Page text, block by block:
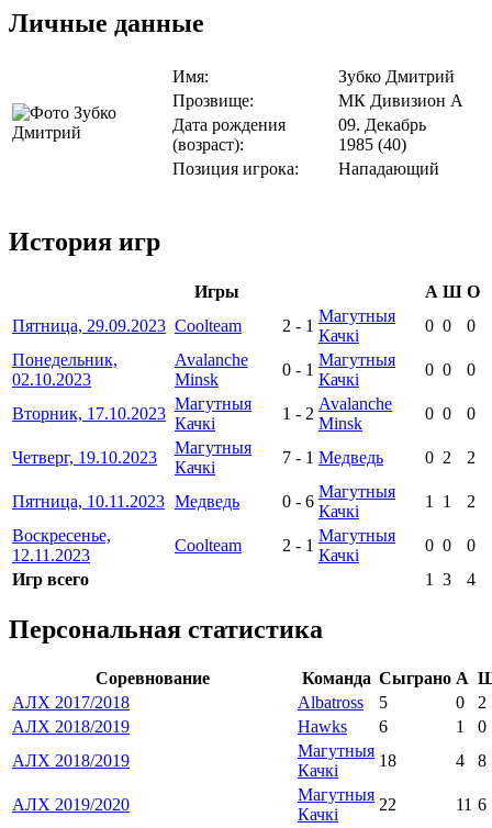
Личные данные
Имя:
Зубко Дмитрий
Прозвище:
МК Дивизион А
Дата рождения
(возраст):
09. Декабрь
1985 (40)
Позиция игрока:
Нападающий
История игр
Игры А Ш О
Пятница, 29.09.2023 Coolteam 2 - 1
Магутныя
Качкі
0 0
0
Понедельник,
02.10.2023
Avalanche
Minsk
0 - 1
Магутныя
Качкі
0 0 0
Вторник, 17.10.2023
Магутныя
Качкі
1 - 2
Avalanche
Minsk
0 0 0
Четверг, 19.10.2023
Магутныя
Качкі
7 - 1 Медведь 0 2 2
Пятница, 10.11.2023 Медведь 0 - 6
Магутныя
Качкі
1 1
2
Воскресенье,
12.11.2023
Coolteam 2 - 1
Магутныя
Качкі
0 0
0
Игр всего
1 3 4
Персональная статистика
Соревнование Команда Сыграно А
АЛХ 2017/2018
Albatross 5 0
2
АЛХ 2018/2019
Hawks 6 1
0
АЛХ 2018/2019
Магутныя
Качкі
18 4 8
АЛХ 2019/2020
Магутныя
Качкі
22 11 6